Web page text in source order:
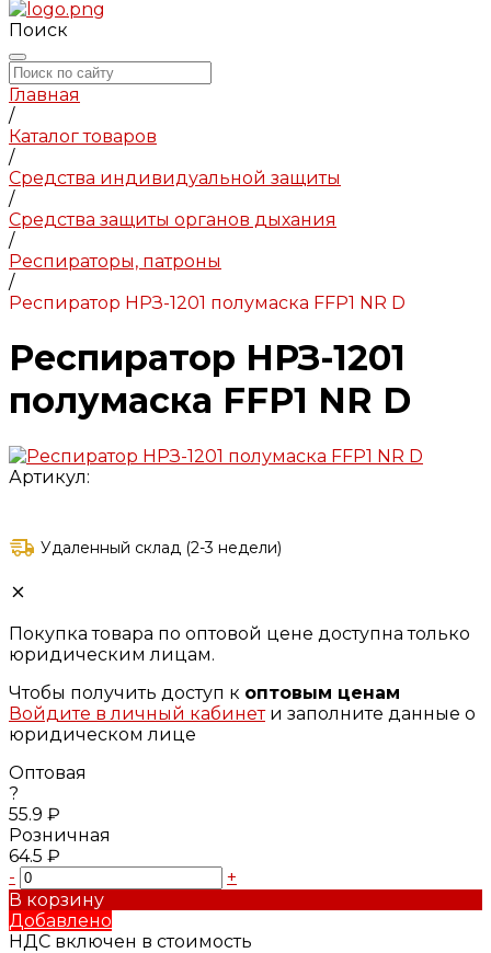
Поиск
Главная
/
Каталог товаров
/
Средства индивидуальной защиты
/
Средства защиты органов дыхания
/
Респираторы, патроны
/
Респиратор НРЗ-1201 полумаска FFP1 NR D
Респиратор НРЗ-1201
полумаска FFP1 NR D
Артикул:
Удаленный склад (2-3 недели)
Покупка товара по оптовой цене доступна только
юридическим лицам.
Чтобы получить доступ к оптовым ценам
Войдите в личный кабинети заполните данные о
юридическом лице
Оптовая
?
55.9 ₽
Розничная
64.5 ₽
-
+
В корзину
Добавлено
НДС включен в стоимость